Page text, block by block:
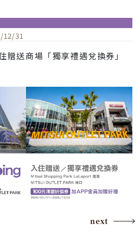
/12/31
送商場「獨享禮遇兌換券」
next